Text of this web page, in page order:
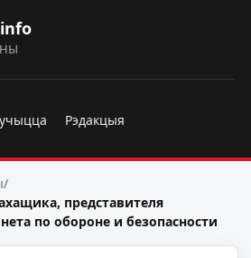
Рэдакцыя
/
представителя
по обороне и безопасности